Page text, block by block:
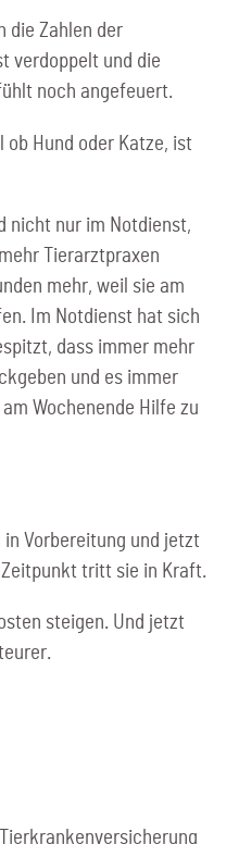
die Zahlen der
verdoppelt und die
noch angefeuert.
ob Hund oder Katze, ist
nicht nur im Notdienst,
Tierarztpraxen
mehr, weil sie am
Im Notdienst hat sich
dass immer mehr
und es immer
Wochenende Hilfe zu
in Vorbereitung und jetzt
tritt sie in Kraft.
steigen. Und jetzt